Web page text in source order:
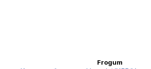
Frogum